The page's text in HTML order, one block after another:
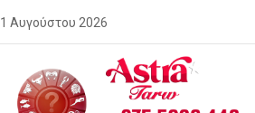
1 Αυγούστου 2026